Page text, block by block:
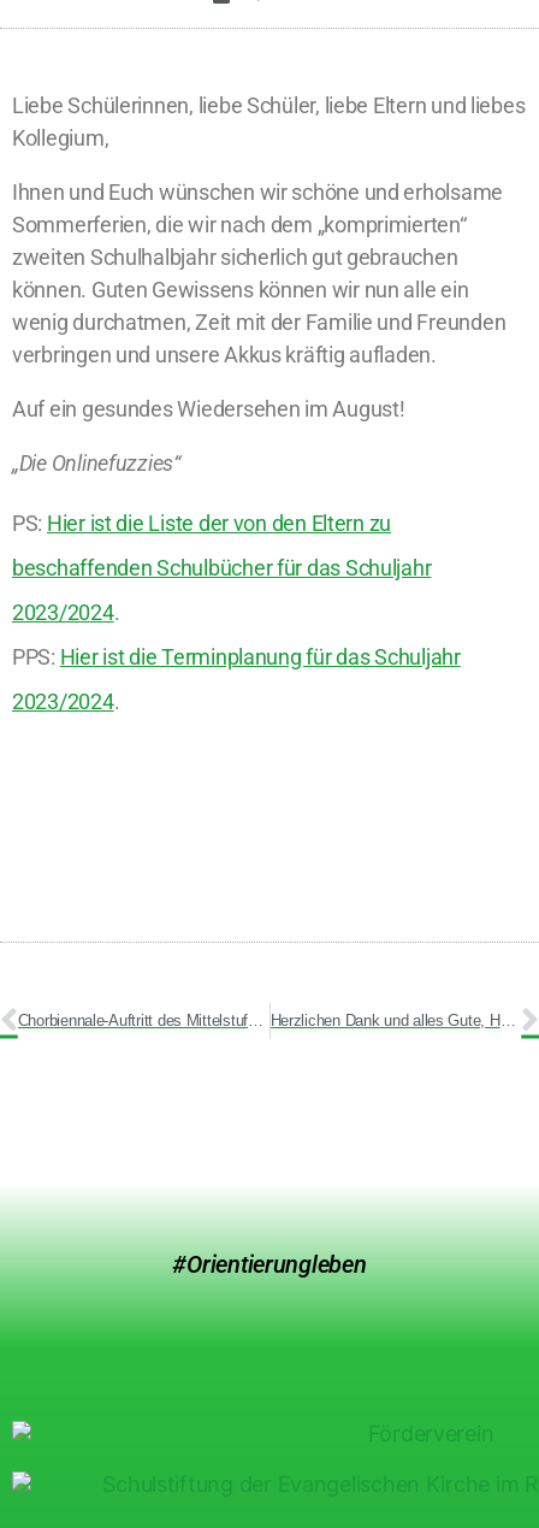
Liebe Schülerinnen, liebe Schüler, liebe Eltern und liebes
Kollegium,
Ihnen und Euch wünschen wir schöne und erholsame
Sommerferien, die wir nach dem „komprimierten“
zweiten Schulhalbjahr sicherlich gut gebrauchen
können. Guten Gewissens können wir nun alle ein
wenig durchatmen, Zeit mit der Familie und Freunden
verbringen und unsere Akkus kräftig aufladen.
Auf ein gesundes Wiedersehen im August!
„Die Onlinefuzzies“
PS: Hier ist die Liste der von den Eltern zu
beschaffenden Schulbücher für das Schuljahr
2023/2024.
PPS: Hier ist die Terminplanung für das Schuljahr
2023/2024.
Chorbiennale-Auftritt des Mittelstufen- und Oberstufenchores Herzlichen Dank und alles Gute, Heiko Kleinfeld!
#Orientierungleben